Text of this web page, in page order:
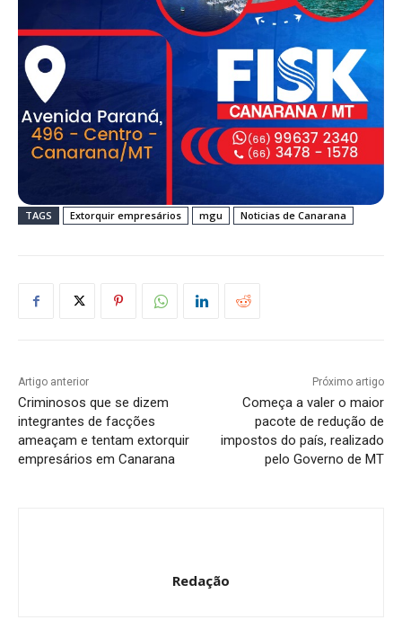
TAGS Extorquir empresários mgu Noticias de Canarana
Artigo anterior
Criminosos que se dizem
integrantes de facções
ameaçam e tentam extorquir
empresários em Canarana
Próximo artigo
Começa a valer o maior
pacote de redução de
impostos do país, realizado
pelo Governo de MT
Redação